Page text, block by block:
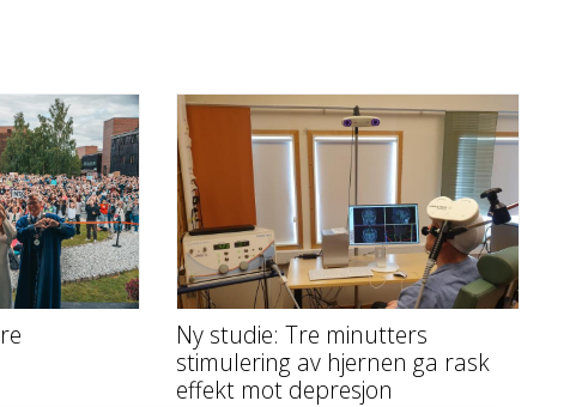
Ny studie: Tre minutters
stimulering av hjernen ga rask
effekt mot depresjon